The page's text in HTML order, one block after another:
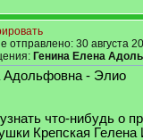
отправлено: 30 августа
Генина Елена
Адольфовна - Элио
что-нибудь о
Крепская Гелена